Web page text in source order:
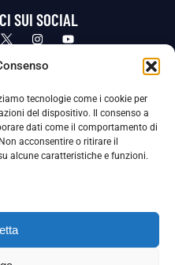
tecnologie come i cookie per
del dispositivo. Il consenso a
dati come il comportamento di
acconsentire o ritirare il
alcune caratteristiche e funzioni.
SUI SOCIAL
Policy
(DPO), figura specializzata che vigila sulle modalità
tutelare i Suoi dati personali.
può scrivere a